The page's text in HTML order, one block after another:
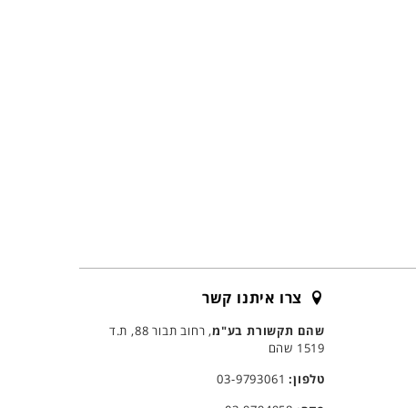
צרו איתנו קשר
שהם תקשורת בע"מ
, רחוב תבור 88, ת.ד
1519 שהם
טלפון:03-9793061